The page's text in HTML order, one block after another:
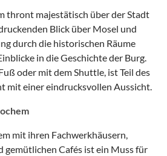
thront majestätisch über der Stadt
Blick über Mosel und
durch die historischen Räume
in die Geschichte der Burg.
oder mit dem Shuttle, ist Teil des
mit einer eindrucksvollen Aussicht.
mit ihren Fachwerkhäusern,
gemütlichen Cafés ist ein Muss für